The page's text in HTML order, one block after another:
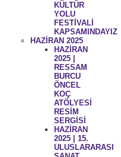
KÜLTÜR
YOLU
FESTİVALİ
KAPSAMINDAYIZ
HAZİRAN 2025
HAZİRAN
2025 |
RESSAM
BURCU
ÖNCEL
KOÇ
ATÖLYESİ
RESİM
SERGİSİ
HAZİRAN
2025 | 15.
ULUSLARARASI